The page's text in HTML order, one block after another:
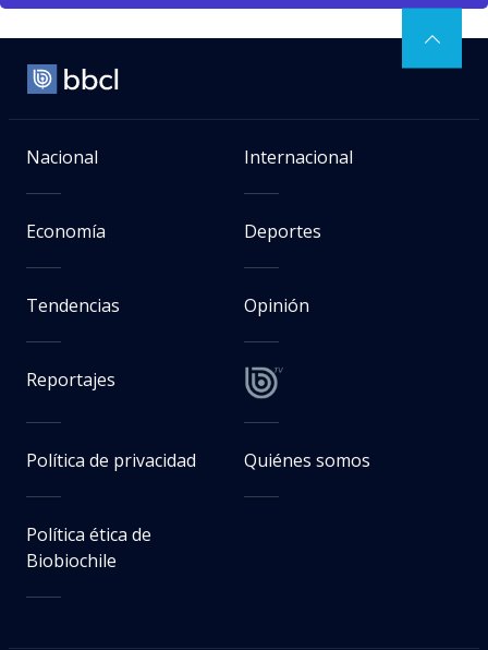
Nacional Internacional
Economía Deportes
Tendencias Opinión
Reportajes
Política de privacidad Quiénes somos
Política ética de
Biobiochile